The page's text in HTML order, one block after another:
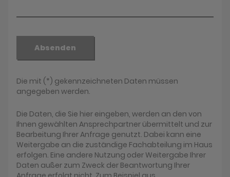
Absenden
Die mit (*) gekennzeichneten Daten müssen
angegeben werden.
Die Daten, die Sie hier eingeben, werden an den von
Ihnen gewählten Ansprechpartner übermittelt und zur
Bearbeitung Ihrer Anfrage genutzt. Dabei kann eine
Weitergabe an die zuständige Fachabteilung im Haus
erfolgen. Eine andere Nutzung oder Weitergabe Ihrer
Daten außer zum Zweck der Beantwortung Ihrer